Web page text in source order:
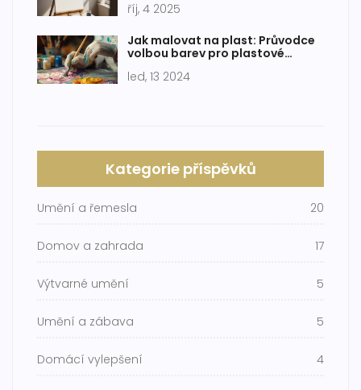
říj, 4 2025
Jak malovat na plast: Průvodce
volbou barev pro plastové
led, 13 2024
Kategorie příspěvků
Umění a řemesla 20
Domov a zahrada 17
Výtvarné umění 5
Umění a zábava 5
Domácí vylepšení 4